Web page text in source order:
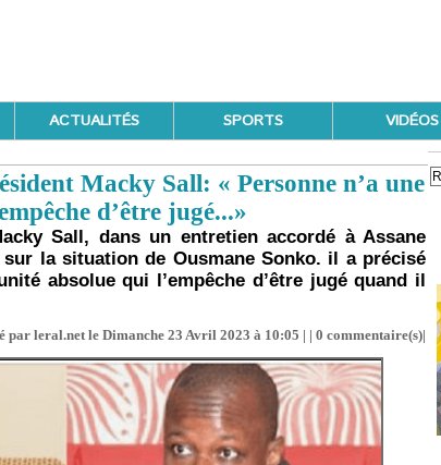
ACTUALITÉS SPORTS VIDÉOS
Macky Sall: « Personne n’a une
d’être jugé...»
Sall, dans un entretien accordé à Assane
la situation de Ousmane Sonko. il a précisé
absolue qui l’empêche d’être jugé quand il
par leral.net le Dimanche 23 Avril 2023 à 10:05 | | 0 commentaire(s)|